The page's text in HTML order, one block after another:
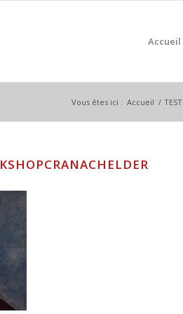
Accueil
Vous êtes ici : Accueil / TEST